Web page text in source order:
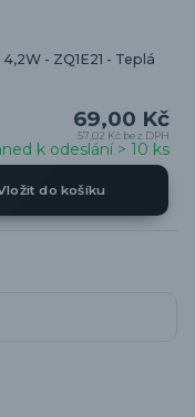
- ZQ1E21 - Teplá
69,00 Kč
57,02 Kč bez DPH
k odeslání > 10 ks
do košíku